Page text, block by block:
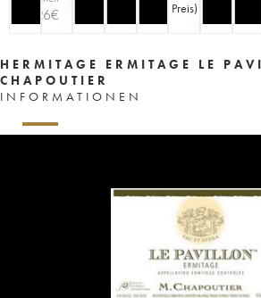
126€ Preis)
HERMITAGE ERMITAGE LE
CHAPOUTIER
INFORMATIONEN